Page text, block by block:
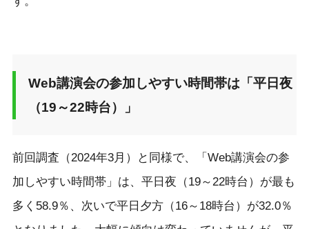
Web講演会の参加しやすい時間帯は「平日夜
（19～22時台）」
前回調査（2024年3月）と同様で、「Web講演会の参
加しやすい時間帯」は、平日夜（19～22時台）が最も
多く58.9％、次いで平日夕方（16～18時台）が32.0％